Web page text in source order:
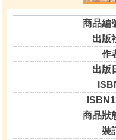
商品編
出版
作
出版
商品狀
裝